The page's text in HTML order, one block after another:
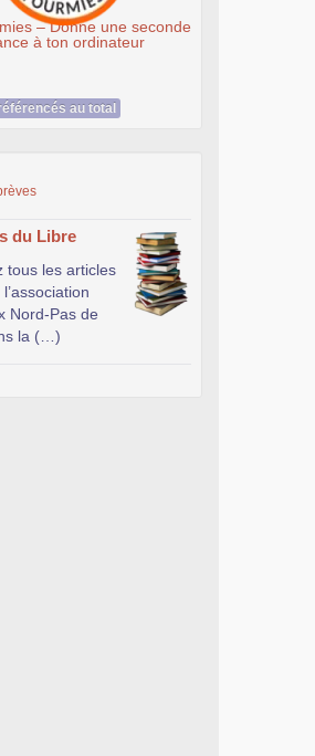
Association Éthiciel
au total
du Libre
tous les articles
Nord-Pas de
la (…)